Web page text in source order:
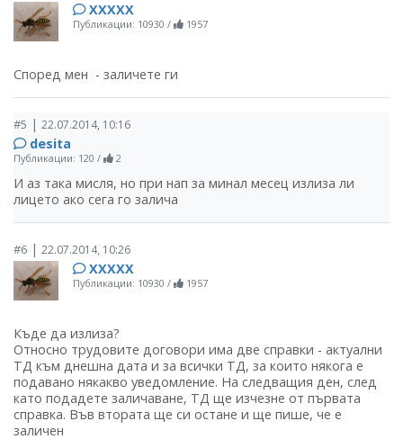
ХХХХХ
Публикации: 10930 / 1957
Според мен - заличете ги
#5 | 22.07.2014, 10:16
desita
Публикации: 120 / 2
И аз така мисля, но при нап за минал месец излиза ли
лицето ако сега го залича
#6 | 22.07.2014, 10:26
ХХХХХ
Публикации: 10930 / 1957
Къде да излиза?
Относно трудовите договори има две справки - актуални
ТД към днешна дата и за всички ТД, за които някога е
подавано някакво уведомление. На следващия ден, след
като подадете заличаване, ТД ще изчезне от първата
справка. Във втората ще си остане и ще пише, че е
заличен